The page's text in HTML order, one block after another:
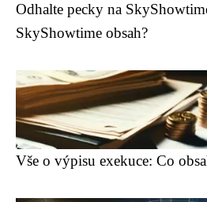
Odhalte pecky na
SkyShowtime obsah?
Vše o výpisu exekuce: Co